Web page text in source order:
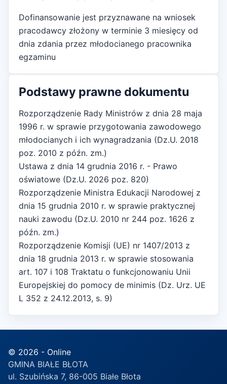
Dofinansowanie jest przyznawane na wniosek
pracodawcy złożony w terminie 3 miesięcy od
dnia zdania przez młodocianego pracownika
egzaminu
Podstawy prawne dokumentu
Rozporządzenie Rady Ministrów z dnia 28 maja
1996 r. w sprawie przygotowania zawodowego
młodocianych i ich wynagradzania (Dz.U. 2018
poz. 2010 z późn. zm.)
Ustawa z dnia 14 grudnia 2016 r. - Prawo
oświatowe (Dz.U. 2026 poz. 820)
Rozporządzenie Ministra Edukacji Narodowej z
dnia 15 grudnia 2010 r. w sprawie praktycznej
nauki zawodu (Dz.U. 2010 nr 244 poz. 1626 z
późn. zm.)
Rozporządzenie Komisji (UE) nr 1407/2013 z
dnia 18 grudnia 2013 r. w sprawie stosowania
art. 107 i 108 Traktatu o funkcjonowaniu Unii
Europejskiej do pomocy de minimis (Dz. Urz. UE
L 352 z 24.12.2013, s. 9)
© 2026 - Online
GMINA BIAŁE BŁOTA
ul. Szubińska 7, 86-005 Białe Błota